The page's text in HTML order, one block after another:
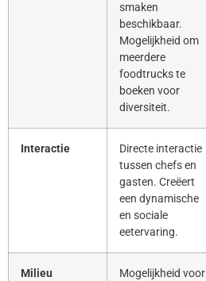
smaken
beschikbaar.
Mogelijkheid om
meerdere
foodtrucks te
boeken voor
diversiteit.
Interactie
Directe interactie
tussen chefs en
gasten. Creëert
een dynamische
en sociale
eetervaring.
Milieu
Mogelijkheid voor